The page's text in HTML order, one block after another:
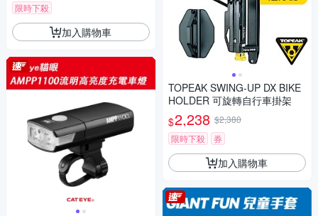
限時下殺
加入購物車
TOPEAK SWING-UP DX BIKE
HOLDER 可旋轉自行車掛架
$2,238 $2,380
限時下殺
券
加入購物車